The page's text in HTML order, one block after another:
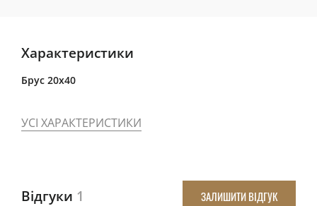
Характеристики
Брус 20x40
УСІ ХАРАКТЕРИСТИКИ
Відгуки 1 ЗАЛИШИТИ ВІДГУК